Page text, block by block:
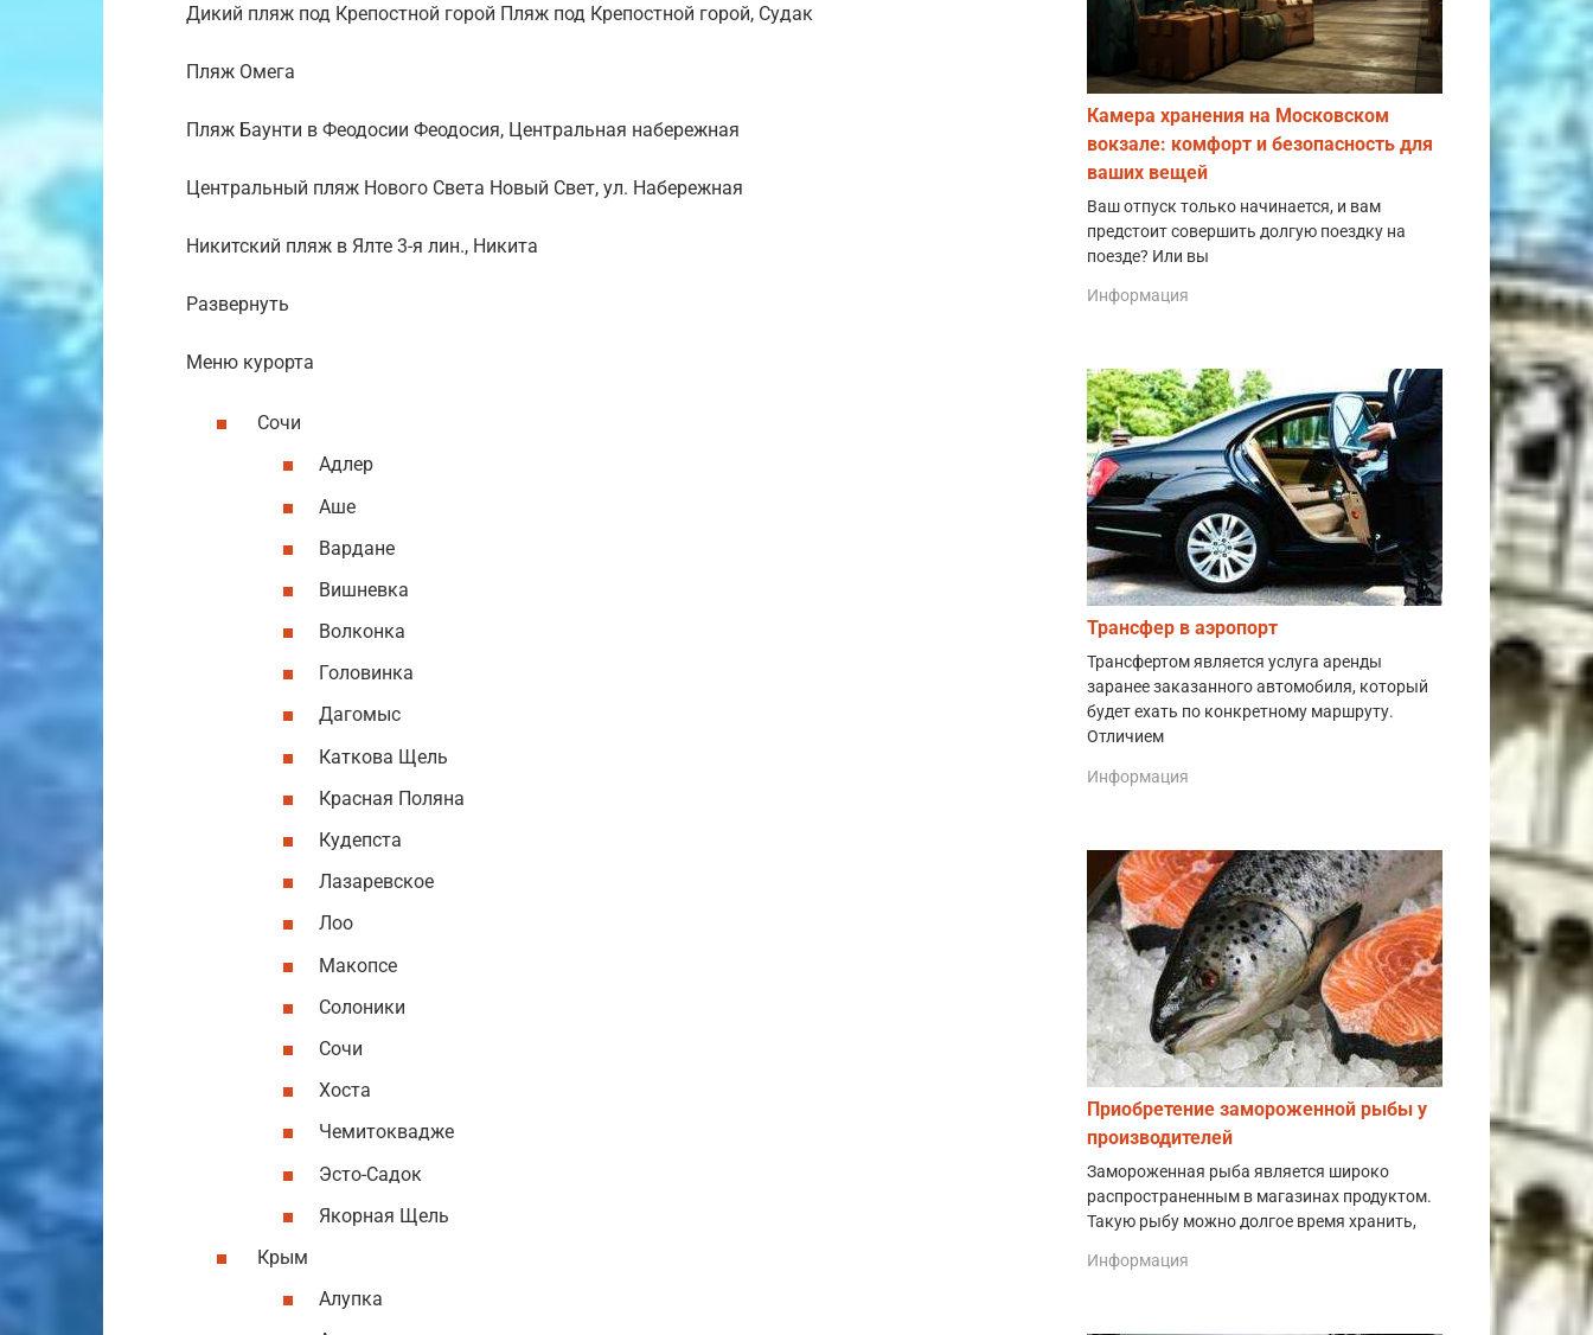
Дикий пляж под Крепостной горой Пляж под Крепостной горой, Судак
Пляж Омега
Пляж Баунти в Феодосии Феодосия, Центральная набережная
Центральный пляж Нового Света Новый Свет, ул. Набережная
Никитский пляж в Ялте 3-я лин., Никита
Развернуть
Меню курорта
Сочи
Адлер
Аше
Вардане
Вишневка
Волконка
Головинка
Дагомыс
Каткова Щель
Красная Поляна
Кудепста
Лазаревское
Лоо
Макопсе
Солоники
Сочи
Хоста
Чемитоквадже
Эсто-Садок
Якорная Щель
Крым
Алупка
Камера хранения на Московском
вокзале: комфорт и безопасность для
ваших вещей
Ваш отпуск только начинается, и вам
предстоит совершить долгую поездку на
поезде? Или вы
Информация
Трансфер в аэропорт
Трансфертом является услуга аренды
заранее заказанного автомобиля, который
будет ехать по конкретному маршруту.
Отличием
Информация
Приобретение замороженной рыбы у
производителей
Замороженная рыба является широко
распространенным в магазинах продуктом.
Такую рыбу можно долгое время хранить,
Информация